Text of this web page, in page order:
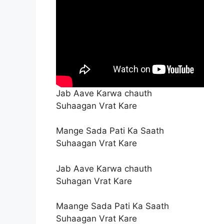
Jab Aave Karwa chauth
Suhaagan Vrat Kare
Mange Sada Pati Ka Saath
Suhaagan Vrat Kare
Jab Aave Karwa chauth
Suhagan Vrat Kare
Maange Sada Pati Ka Saath
Suhaagan Vrat Kare